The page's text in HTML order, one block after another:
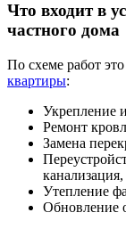
Что входит в
частного дома
По схеме работ
квартиры:
Укрепление
Ремонт
Замена
Утепление
Обновление